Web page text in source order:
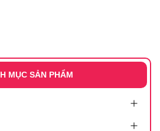
MỤC SẢN PHẨM